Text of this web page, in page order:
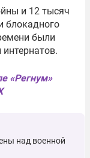
и 12 тысяч
блокадного
были
«Регнум»
над военной